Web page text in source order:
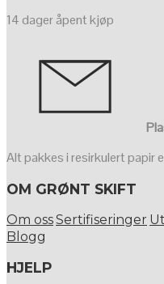
14 dager åpent kjøp
Alt pakkes i resirkulert papir
OM GRØNT SKIFT
Om ossSertifiseringer
Blogg
HJELP